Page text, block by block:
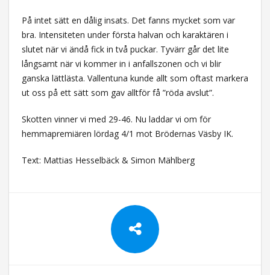
På intet sätt en dålig insats. Det fanns mycket som var
bra. Intensiteten under första halvan och karaktären i
slutet när vi ändå fick in två puckar. Tyvärr går det lite
långsamt när vi kommer in i anfallszonen och vi blir
ganska lättlästa. Vallentuna kunde allt som oftast markera
ut oss på ett sätt som gav alltför få ”röda avslut”.
Skotten vinner vi med 29-46. Nu laddar vi om för
hemmapremiären lördag 4/1 mot Brödernas Väsby IK.
Text: Mattias Hesselbäck & Simon Mählberg